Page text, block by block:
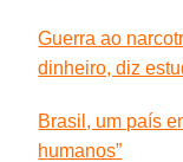
Guerra ao
dinheiro, diz
Brasil, um país
humanos”